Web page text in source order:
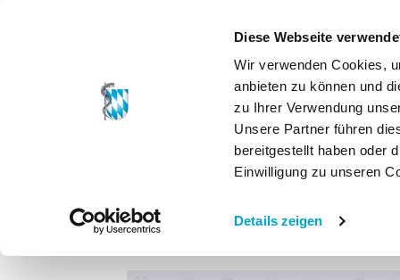
Diese Webseite
Wir verwenden Cookies,
anbieten zu können und
zu Ihrer Verwendung
Unsere Partner führen
bereitgestellt haben oder
Einwilligung zu unseren
Details zeigen